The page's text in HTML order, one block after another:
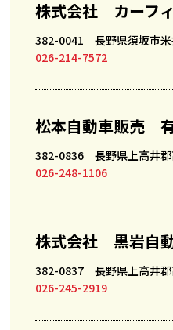
株式会社 カーフ
382-0041 長野県須坂市米
026-214-7572
松本自動車販売
382-0836 長野県上高井郡
026-248-1106
株式会社 黒岩自
382-0837 長野県上高井郡
026-245-2919